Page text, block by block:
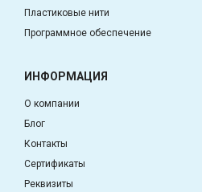
Пластиковые нити
Программное обеспечение
ИНФОРМАЦИЯ
О компании
Блог
Контакты
Сертификаты
Реквизиты